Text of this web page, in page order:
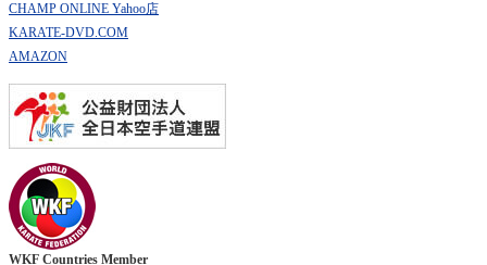
CHAMP ONLINE Yahoo店
KARATE-DVD.COM
AMAZON
WKF Countries Member